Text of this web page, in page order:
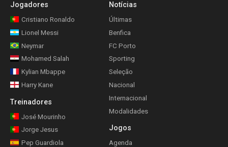
Jogadores
Cristiano Ronaldo
Lionel Messi
Neymar
Mohamed Salah
Kylian Mbappe
Harry Kane
Treinadores
José Mourinho
Jorge Jesus
Pep Guardiola
Notícias
Últimas
Benfica
FC Porto
Sporting
Seleção
Nacional
Internacional
Modalidades
Jogos
Agenda